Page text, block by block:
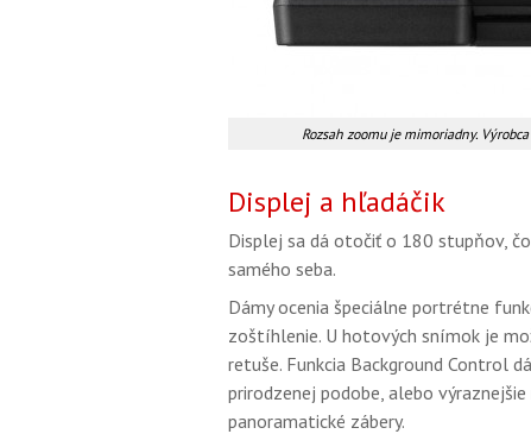
Rozsah zoomu je mimoriadny.
Displej a hľadáčik
Displej sa dá otočiť o 180 stupňov,
samého seba.
Dámy ocenia špeciálne portrétne
zoštíhlenie. U hotových snímok je
retuše. Funkcia Background Control
prirodzenej podobe, alebo
panoramatické zábery.